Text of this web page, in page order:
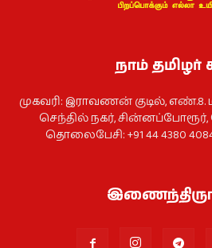
நாம் தமிழர்
முகவரி: இராவணன் குடில்,
செந்தில் நகர், சின்னப்போரூர்,
தொலைபேசி: +91 44 4380